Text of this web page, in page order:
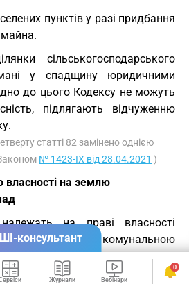
пунктів у разі придбання
майна.
сільськогосподарського
у спадщину юридичними
до цього Кодексу не можуть
підлягають відчуженню
статті 82 замінено однією
№ 1423-IX від 28.04.2021 )
власності на землю
на праві власності
громадам, є комунальною
83 із змінами, внесеними згідно
Журнали Вебінари Семінари
0
ШІ-консультант